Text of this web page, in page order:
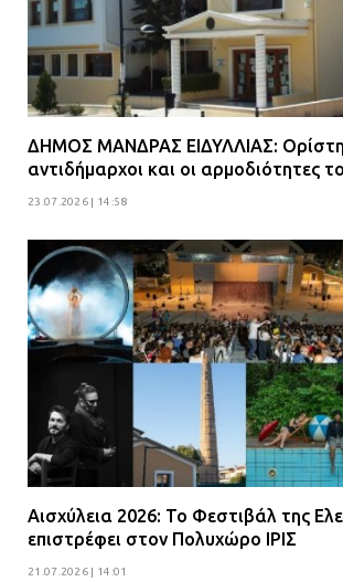
ΔΗΜΟΣ ΜΑΝΔΡΑΣ ΕΙΔΥΛΛΙΑΣ:
αντιδήμαρχοι και οι αρμοδιότητες
23.07.2026 | 14:58
Αισχύλεια 2026: Το Φεστιβάλ της
επιστρέφει στον Πολυχώρο ΙΡΙΣ
21.07.2026 | 14:01